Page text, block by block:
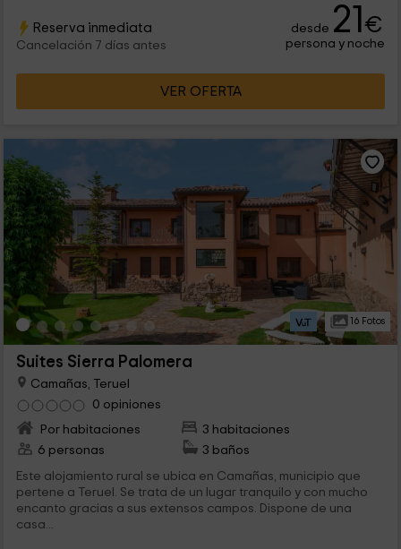
Reserva inmediata
Cancelación 7 días antes
desde 21€
persona y noche
VER OFERTA
16 Fotos
Suites Sierra Palomera
Camañas, Teruel
0 opiniones
Por habitaciones
3 habitaciones
6 personas
3 baños
Este alojamiento rural se ubica en Camañas, municipio que
pertene a Teruel. Se trata de un lugar tranquilo y con mucho
encanto gracias a sus extensos campos. Dispone de una
casa...